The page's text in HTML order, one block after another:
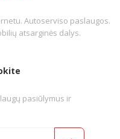
Autoserviso paslaugos.
atsarginės dalys.
pasiūlymus ir